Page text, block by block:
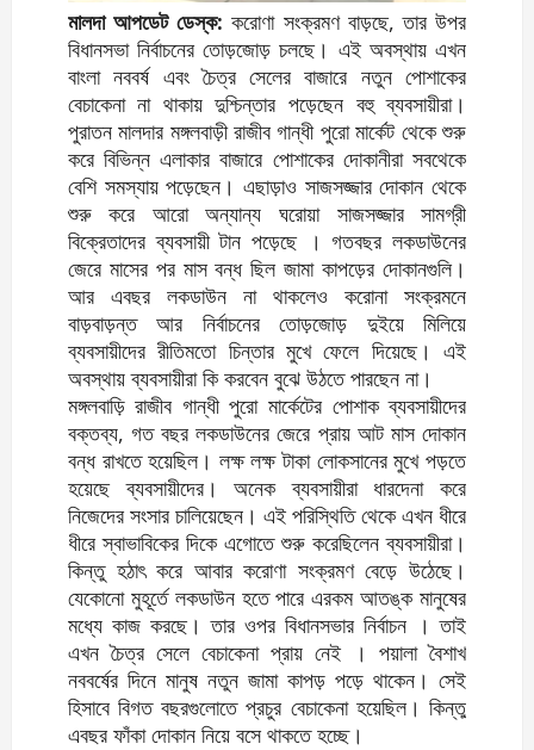
মালদা আপডেট ডেস্ক: করোণা সংক্রমণ বাড়ছে, তার উপর
বিধানসভা নির্বাচনের তোড়জোড় চলছে। এই অবস্থায় এখন
বাংলা নববর্ষ এবং চৈত্র সেলের বাজারে নতুন পোশাকের
বেচাকেনা না থাকায় দুশ্চিন্তার পড়েছেন বহু ব্যবসায়ীরা।
পুরাতন মালদার মঙ্গলবাড়ী রাজীব গান্ধী পুরো মার্কেট থেকে শুরু
করে বিভিন্ন এলাকার বাজারে পোশাকের দোকানীরা সবথেকে
বেশি সমস্যায় পড়েছেন। এছাড়াও সাজসজ্জার দোকান থেকে
শুরু করে আরো অন্যান্য ঘরোয়া সাজসজ্জার সামগ্রী
বিক্রেতাদের ব্যবসায়ী টান পড়েছে । গতবছর লকডাউনের
জেরে মাসের পর মাস বন্ধ ছিল জামা কাপড়ের দোকানগুলি।
আর এবছর লকডাউন না থাকলেও করোনা সংক্রমনে
বাড়বাড়ন্ত আর নির্বাচনের তোড়জোড় দুইয়ে মিলিয়ে
ব্যবসায়ীদের রীতিমতো চিন্তার মুখে ফেলে দিয়েছে। এই
অবস্থায় ব্যবসায়ীরা কি করবেন বুঝে উঠতে পারছেন না।
মঙ্গলবাড়ি রাজীব গান্ধী পুরো মার্কেটের পোশাক ব্যবসায়ীদের
বক্তব্য, গত বছর লকডাউনের জেরে প্রায় আট মাস দোকান
বন্ধ রাখতে হয়েছিল। লক্ষ লক্ষ টাকা লোকসানের মুখে পড়তে
হয়েছে ব্যবসায়ীদের। অনেক ব্যবসায়ীরা ধারদেনা করে
নিজেদের সংসার চালিয়েছেন। এই পরিস্থিতি থেকে এখন ধীরে
ধীরে স্বাভাবিকের দিকে এগোতে শুরু করেছিলেন ব্যবসায়ীরা।
কিন্তু হঠাৎ করে আবার করোণা সংক্রমণ বেড়ে উঠেছে।
যেকোনো মুহূর্তে লকডাউন হতে পারে এরকম আতঙ্ক মানুষের
মধ্যে কাজ করছে। তার ওপর বিধানসভার নির্বাচন । তাই
এখন চৈত্র সেলে বেচাকেনা প্রায় নেই । পয়ালা বৈশাখ
নববর্ষের দিনে মানুষ নতুন জামা কাপড় পড়ে থাকেন। সেই
হিসাবে বিগত বছরগুলোতে প্রচুর বেচাকেনা হয়েছিল। কিন্তু
এবছর ফাঁকা দোকান নিয়ে বসে থাকতে হচ্ছে।